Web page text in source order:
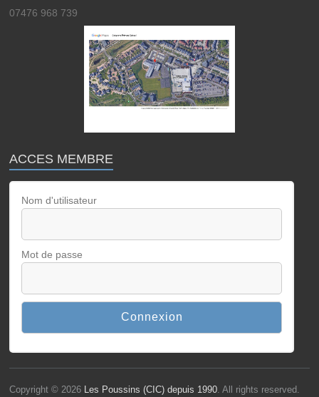
07476 968 739
ACCES MEMBRE
Nom d'utilisateur
Mot de passe
Copyright © 2026 Les Poussins (CIC) depuis 1990 . All rights reserved.